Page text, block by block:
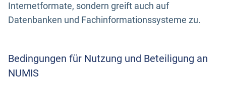
Internetformate, sondern greift auch auf
Datenbanken und Fachinformationssysteme zu.
Bedingungen für Nutzung und Beteiligung an
NUMIS